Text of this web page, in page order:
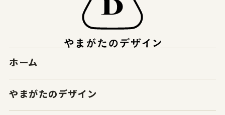
ホーム
やまがたのデザイン